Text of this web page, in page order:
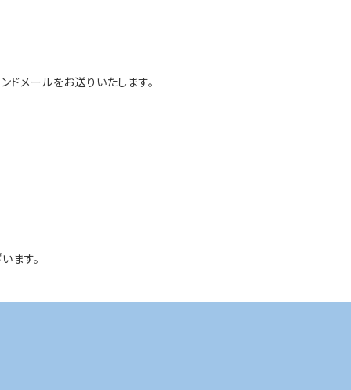
メールをお送りいたします。
ます。